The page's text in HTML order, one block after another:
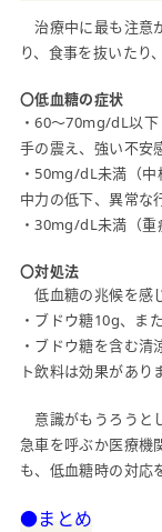
治療中に最も注意
り、食事を抜いたり
〇低血糖の症状
・60～70mg/dL以
手の震え、強い不安
・50mg/dL未満（
中力の低下、異常な
・30mg/dL未満（
〇対処法
低血糖の兆候を感
・ブドウ糖10g、ま
・ブドウ糖を含む
ト飲料は効果があり
意識がもうろうと
急車を呼ぶか医療機
も、低血糖時の対応
●まとめ